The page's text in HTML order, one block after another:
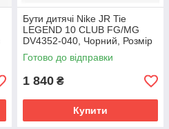
Бути дитячі Nike JR Tie
LEGEND 10 CLUB FG/MG
DV4352-040, Чорний, Розмір
(EU) - 38.5
Готово до відправки
1 840 ₴
Купити